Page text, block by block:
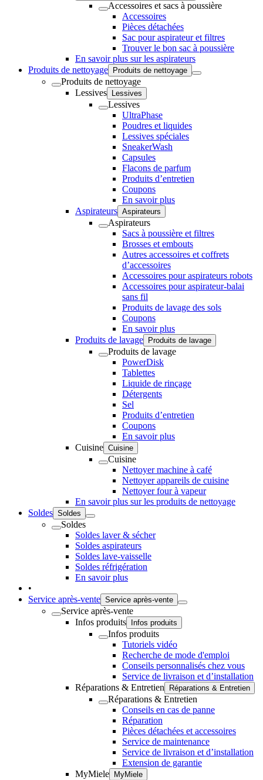
Accessoires et sacs à poussière
Accessoires
Pièces détachées
Sac pour aspirateur et filtres
Trouver le bon sac à poussière
En savoir plus sur les aspirateurs
Produits de nettoyage
Produits de nettoyage
Produits de nettoyage
Lessives
Lessives
Lessives
UltraPhase
Poudres et liquides
Lessives spéciales
SneakerWash
Capsules
Flacons de parfum
Produits d’entretien
Coupons
En savoir plus
Aspirateurs Aspirateurs
Aspirateurs
Sacs à poussière et filtres
Brosses et embouts
Autres accessoires et coffrets
d’accessoires
Accessoires pour aspirateurs robots
Accessoires pour aspirateur-balai
sans fil
Produits de lavage des sols
Coupons
En savoir plus
Produits de lavage
Produits de lavage
Produits de lavage
PowerDisk
Tablettes
Liquide de rinçage
Détergents
Sel
Produits d’entretien
Coupons
En savoir plus
Cuisine Cuisine
Cuisine
Nettoyer machine à café
Nettoyer appareils de cuisine
Nettoyer four à vapeur
En savoir plus sur les produits de nettoyage
Soldes Soldes
Soldes
Soldes laver & sécher
Soldes aspirateurs
Soldes lave-vaisselle
Soldes réfrigération
En savoir plus
•
Service après-vente Service après-vente
Service après-vente
Infos produits
Infos produits
Infos produits
Tutoriels vidéo
Recherche de mode d'emploi
Conseils personnalisés chez vous
Service de livraison et d’installation
Réparations & Entretien
Réparations & Entretien
Réparations & Entretien
Conseils en cas de panne
Réparation
Pièces détachées et accessoires
Service de maintenance
Service de livraison et d’installation
Extension de garantie
MyMiele
MyMiele